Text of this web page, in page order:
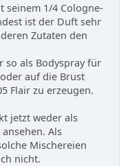
seinem 1/4 Cologne-
ist der Duft sehr
Zutaten den
so als Bodyspray für
auf die Brust
Flair zu erzeugen.
jetzt weder als
Als
Mischereien
nicht.